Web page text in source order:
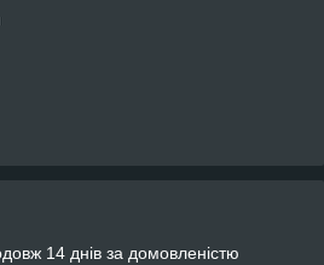
14 днів за домовленістю